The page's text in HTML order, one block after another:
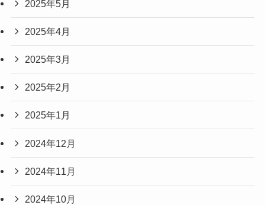
2025年5月
2025年4月
2025年3月
2025年2月
2025年1月
2024年12月
2024年11月
2024年10月